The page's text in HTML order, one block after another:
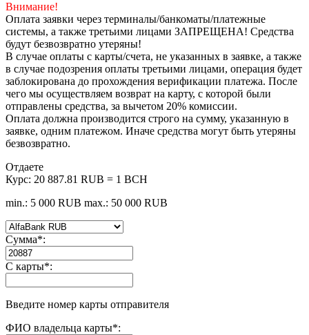
Внимание!
Оплата заявки через терминалы/банкоматы/платежные
системы, а также третьими лицами ЗАПРЕЩЕНА! Средства
будут безвозвратно утеряны!
В случае оплаты с карты/счета, не указанных в заявке, а также
в случае подозрения оплаты третьими лицами, операция будет
заблокирована до прохождения верификации платежа. После
чего мы осуществляем возврат на карту, с которой были
отправлены средства, за вычетом 20% комиссии.
Оплата должна производится строго на сумму, указанную в
заявке, одним платежом. Иначе средства могут быть утеряны
безвозвратно.
Отдаете
Курс: 20 887.81 RUB = 1 BCH
min.: 5 000 RUB max.: 50 000 RUB
Сумма*:
С карты*:
Введите номер карты отправителя
ФИО владельца карты*: